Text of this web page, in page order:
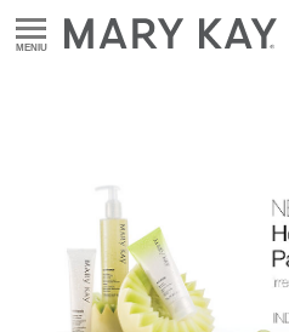
MENIU